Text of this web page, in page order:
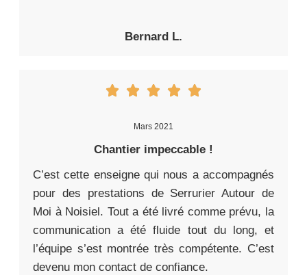
Bernard L.
Mars 2021
Chantier impeccable !
C’est cette enseigne qui nous a accompagnés
pour des prestations de Serrurier Autour de
Moi à Noisiel. Tout a été livré comme prévu, la
communication a été fluide tout du long, et
l’équipe s’est montrée très compétente. C’est
devenu mon contact de confiance.